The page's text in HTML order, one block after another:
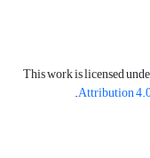
This work is licensed
Attribution
.